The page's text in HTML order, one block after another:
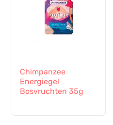
Chimpanzee
Energiegel
Bosvruchten 35g